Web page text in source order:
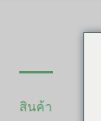
สินค้า